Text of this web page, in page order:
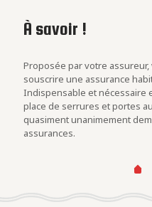
À savoir !
Proposée par votre
souscrire une assurance
Indispensable et nécessaire
place de serrures et portes
quasiment unanimement
assurances.